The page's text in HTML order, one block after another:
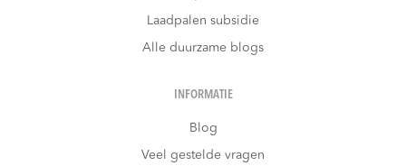
Laadpalen subsidie
Alle duurzame blogs
INFORMATIE
Blog
Veel gestelde vragen